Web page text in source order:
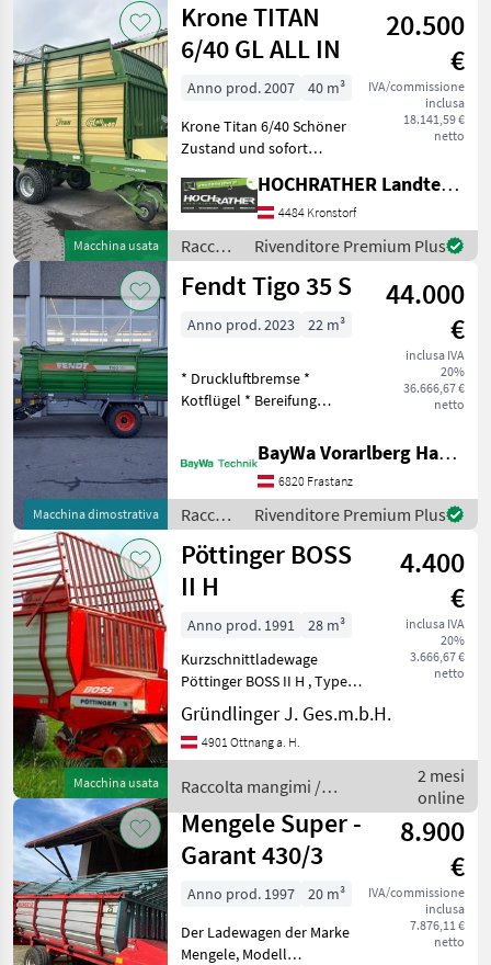
/
Mengele
Macchina usata
Krone TITAN
6/40 GL ALL IN
20.500
€
IVA/commissione
inclusa
18.141,59 €
netto
Anno prod. 2007
40 m³
Krone Titan 6/40 Schöner
Zustand und sofort
26m³ Wassermaß 35 Messer
und Ersatzmesser
Tandemachse mit hydr.
Bremse Bereifung 19.0/
HOCHRATHER Landtechnik GmbH
4484 Kronstorf
Raccolta
mangimi
/ Krone
Rivenditore Premium Plus
Macchina dimostrativa
Fendt Tigo 35 S
44.000
€
inclusa IVA
20%
36.666,67 €
netto
Anno prod. 2023 22 m³
* Druckluftbremse *
Kotflügel * Bereifung
Obenanhängung mit starrer
Zugöse * Hydraulisch
verstellbare Knickdeichsel *
Hydraulisch klappbarer
Dürrfut
BayWa Vorarlberg HandelsGmbH BayWa Technik
6820 Frastanz
Raccolta
mangimi
/ Fendt
Rivenditore Premium Plus
Macchina usata
Pöttinger BOSS
II H
4.400
€
inclusa IVA
20%
3.666,67 €
netto
Anno prod. 1991
28 m³
Kurzschnittladewage
Pöttinger BOSS II H , Type
514 M , Guter Zustand ,
Hydraulischer Kratzboden ,
Hydraulische Heckklappe ,
Aushebung , Weitwink
Gründlinger J. Ges.m.b.H.
4901 Ottnang a. H.
Raccolta mangimi /
Pöttinger
2 mesi
online
Mengele Super -
Garant 430/3
8.900
€
IVA/commissione
inclusa
7.876,11 €
netto
Anno prod. 1997
20 m³
Der Ladewagen der Marke
Mengele, Modell